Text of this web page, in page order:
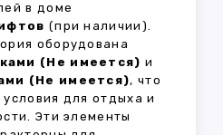
в доме
(при наличии).
оборудована
(Не имеется) и
(Не имеется), что
для отдыха и
Эти элементы